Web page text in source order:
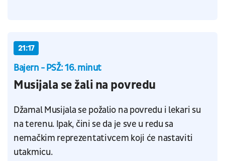
21:17
Bajern - PSŽ: 16. minut
Musijala se žali na povredu
Džamal Musijala se požalio na povredu i lekari su
na terenu. Ipak, čini se da je sve u redu sa
nemačkim reprezentativcem koji će nastaviti
utakmicu.